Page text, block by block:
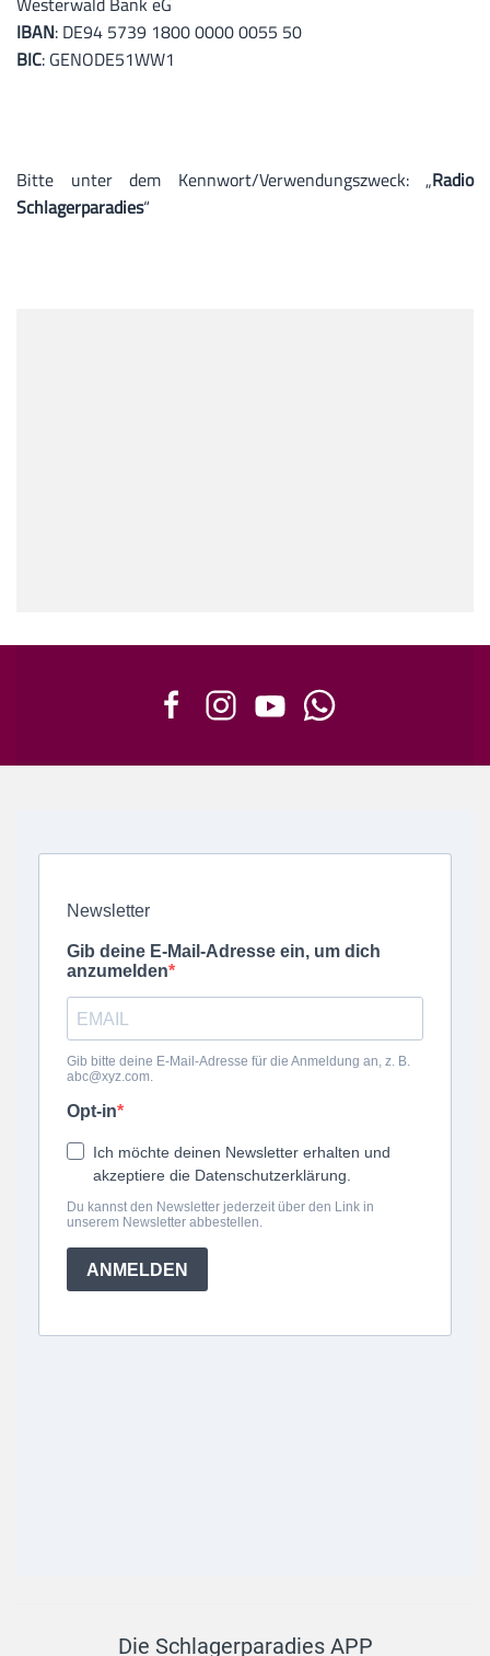
IBAN: DE94 5739 1800 0000 0055 50
BIC: GENODE51WW1
Bitte unter dem Kennwort/Verwendungszweck: „Radio
Schlagerparadies“
Die Schlagerparadies APP